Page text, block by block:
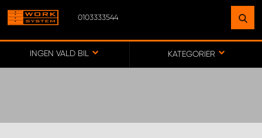
0103333544
INGEN VALD BIL KATEGORIER
HITTA EN ANLÄGGNING
NÄRA DIG